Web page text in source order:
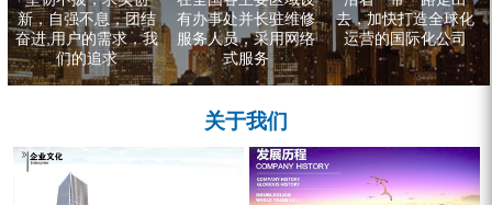
新，自强不息，团结
奋进,用户的需求，我
们的追求
有办事处并长驻维修
服务人员，采用网络
式服务
去，加快打造全球化
运营的国际化公司
关于我们